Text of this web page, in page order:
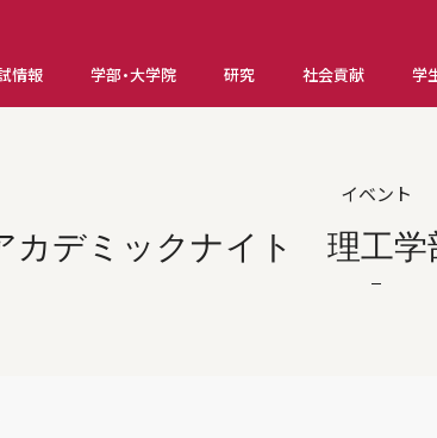
情報 学部・大学院 研究 社会貢献 学
イベント
カデミックナイト 理工学